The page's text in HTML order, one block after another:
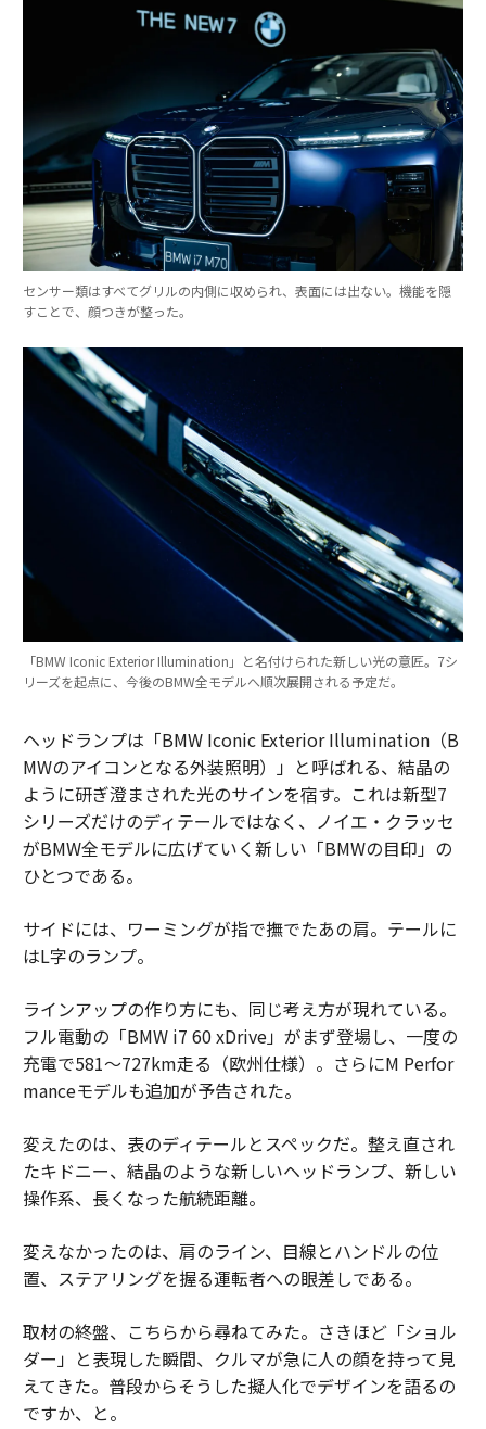
センサー類はすべてグリルの内側に収められ、表面には出ない。機能を隠
すことで、顔つきが整った。
「BMW Iconic Exterior Illumination」と名付けられた新しい光の意匠。7シ
リーズを起点に、今後のBMW全モデルへ順次展開される予定だ。
ヘッドランプは「BMW Iconic Exterior Illumination（B
MWのアイコンとなる外装照明）」と呼ばれる、結晶の
ように研ぎ澄まされた光のサインを宿す。これは新型7
シリーズだけのディテールではなく、ノイエ・クラッセ
がBMW全モデルに広げていく新しい「BMWの目印」の
ひとつである。
サイドには、ワーミングが指で撫でたあの肩。テールに
はL字のランプ。
ラインアップの作り方にも、同じ考え方が現れている。
フル電動の「BMW i7 60 xDrive」がまず登場し、一度の
充電で581〜727km走る（欧州仕様）。さらにM Perfor
manceモデルも追加が予告された。
変えたのは、表のディテールとスペックだ。整え直され
たキドニー、結晶のような新しいヘッドランプ、新しい
操作系、長くなった航続距離。
変えなかったのは、肩のライン、目線とハンドルの位
置、ステアリングを握る運転者への眼差しである。
取材の終盤、こちらから尋ねてみた。さきほど「ショル
ダー」と表現した瞬間、クルマが急に人の顔を持って見
えてきた。普段からそうした擬人化でデザインを語るの
ですか、と。